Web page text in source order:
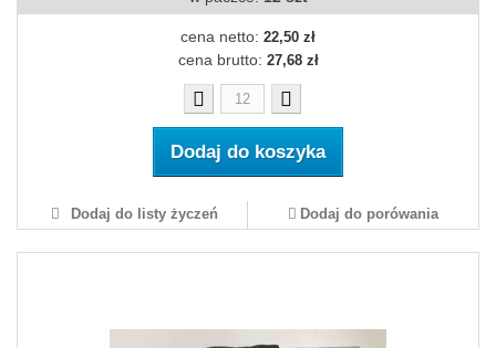
cena netto: 22,50 zł
cena brutto: 27,68 zł
Dodaj do koszyka
Dodaj do listy życzeń Dodaj do porówania